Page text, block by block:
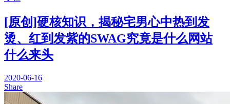
[原创]硬核知识，揭秘宅男心中热到发
烫、红到发紫的SWAG究竟是什么网站
什么来头
2020-06-16
Share